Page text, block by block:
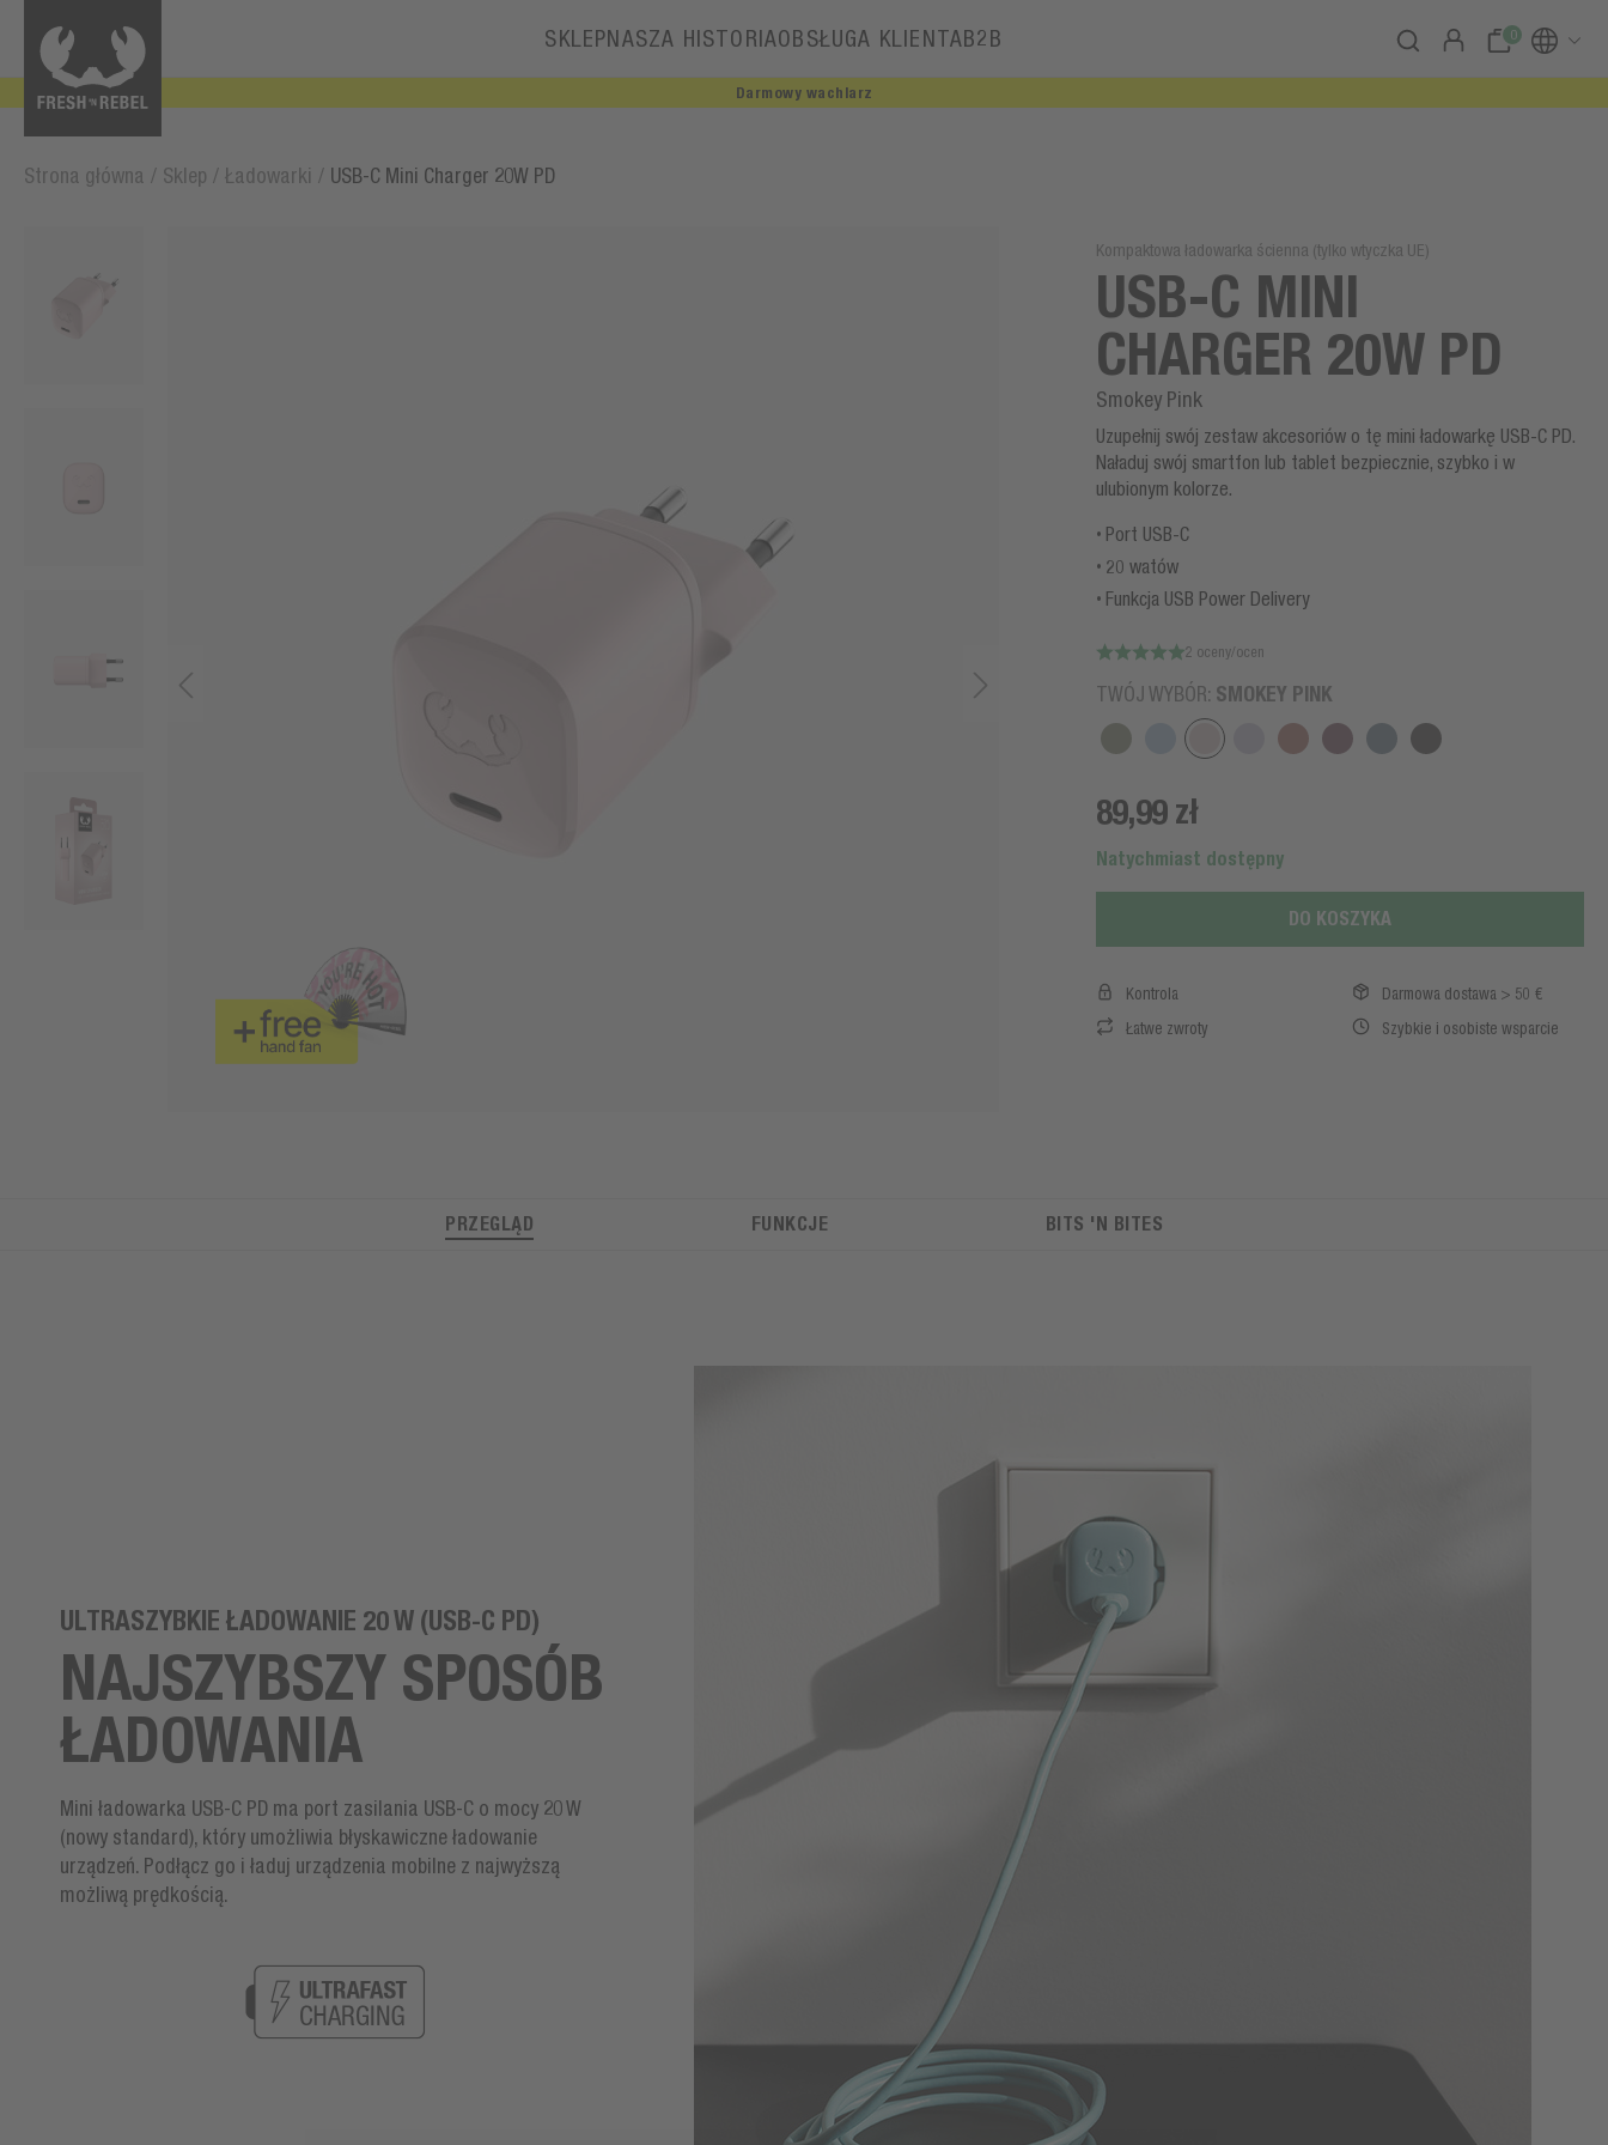
0
SKLEPNASZA HISTORIAOBSŁUGA KLIENTAB2B
Darmowy wachlarz
Strona główna / Sklep / Ładowarki / USB-C Mini Charger 20W PD
Kompaktowa ładowarka ścienna (tylko wtyczka UE)
USB-C MINI
CHARGER 20W PD
Smokey Pink
Uzupełnij swój zestaw akcesoriów o tę mini ładowarkę USB-C PD.
Naładuj swój smartfon lub tablet bezpiecznie, szybko i w
ulubionym kolorze.
Port USB-C
20 watów
Funkcja USB Power Delivery
2 oceny/ocen
TWÓJ WYBÓR: SMOKEY PINK
89,99 zł
Natychmiast dostępny
DO KOSZYKA
Kontrola
Darmowa dostawa > 50 €
Łatwe zwroty
Szybkie i osobiste wsparcie
PRZEGLĄD FUNKCJE BITS 'N BITES
ULTRASZYBKIE ŁADOWANIE 20 W (USB-C PD)
NAJSZYBSZY SPOSÓB
ŁADOWANIA
Mini ładowarka USB-C PD ma port zasilania USB-C o mocy 20 W
(nowy standard), który umożliwia błyskawiczne ładowanie
urządzeń. Podłącz go i ładuj urządzenia mobilne z najwyższą
możliwą prędkością.